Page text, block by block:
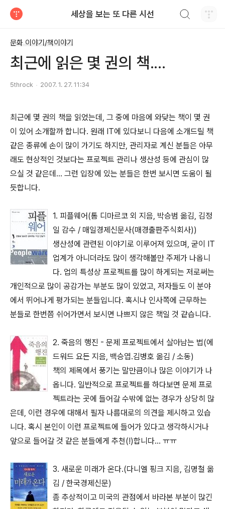
세상을 보는 또 다른 시선
문화 이야기/책이야기
최근에 읽은 몇 권의 책....
5throck 2007. 1. 27. 11:34
최근에 몇 권의 책을 읽었는데, 그 중에 마음에 와닺는 책이 몇 권
이 있어 소개할까 합니다. 원래 IT에 있다보니 다음에 소개드릴 책
같은 종류에 손이 많이 가기도 하지만, 관리자로 계신 분들은 아무
래도 현상적인 것보다는 프로젝트 관리나 생산성 등에 관심이 많
으실 것 같은데... 그런 입장에 있는 분들은 한번 보시면 도움이 될
듯합니다.
1. 피플웨어(톰 디마르코 외 지음, 박승범 옮김, 김정
일 감수 / 매일경제신문사(매경출판주식회사))
생산성에 관련된 이야기로 이루어져 있으며, 굳이 IT
업계가 아니더라도 많이 생각해볼만 주제가 나옵니
다. 업의 특성상 프로젝트를 많이 하게되는 저로써는
개인적으로 많이 공감가는 부분도 많이 있었고, 저자들도 이 분야
에서 뛰어나게 평가되는 분들입니다. 혹시나 인사쪽에 근무하는
분들로 한번쯤 쉬어가면서 보시면 나쁘지 않은 책일 것 같습니다.
2. 죽음의 행진 - 문제 프로젝트에서 살아남는 법(에
드워드 요든 지음, 백승엽.김병호 옮김 / 소동)
책의 제목에서 풍기는 말만큼이나 많은 이야기가 나
옵니다. 일반적으로 프로젝트를 하다보면 문제 프로
젝트라는 곳에 들어갈 수밖에 없는 경우가 상당히 많
은데, 이런 경우에 대해서 필자 나름대로의 의견을 제시하고 있습
니다. 혹시 본인이 이런 프로젝트에 들어가 있다고 생각하시거나
앞으로 들어갈 것 같은 분들에게 추천(!)합니다... ㅠㅠ
3. 새로운 미래가 온다.(다니엘 핑크 지음, 김명철 옮
김 / 한국경제신문)
좀 추상적이고 미국의 관점에서 바라본 부분이 많긴